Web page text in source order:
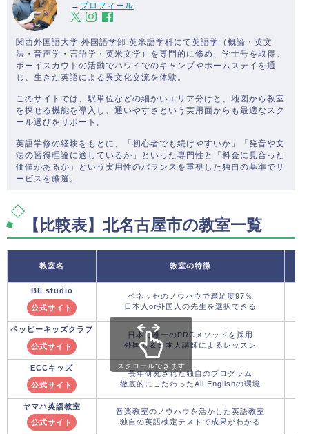
→ プロフィール
関西外国語大学 外国語学部 英米語学科にて英語学（概論・英文
法・音声学・言語学・英米文学）を専門的に修め、学士号を取得。
ボーイスカウトの活動でハワイでのキャンプやホームステイを通
じ、生きた英語による異文化交流を体験。
このサイトでは、駅単位などの細かいエリア分けと、地図から教室
を探せる機能を導入し、通いやすさという実用面からも最適なスク
ール選びをサポート。
英語学修の経験をもとに、「初心者でも続けやすいか」「発音や文
法の習得理論に適しているか」といった専門性と「料金に見合った
価値があるか」という実用性のバランスを重視した独自の基準でサ
ービスを厳選。
【比較表】北名古屋市の教室一覧
教室名 教室の特徴
BE studio
公式サイト
ベネッセのノウハウで満足度97％
日本人or外国人の先生を選択できる
ペッピーキッズクラブ
公式サイト
日本で唯一のPRCメソッドを採用
外国人＆日本人講師によるレッスン
ECCキッズ
公式サイト
長年研究された独自のプログラム
徹底的にこだわったAll Englishの環境
ヤマハ英語教室
公式サイト
音楽教室のノウハウを活かした英語教室
独自の英語検定テストで成果がわかる
スクロールできます